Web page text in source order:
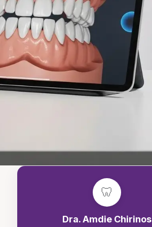
🦷
Dra. Amdie Chirinos